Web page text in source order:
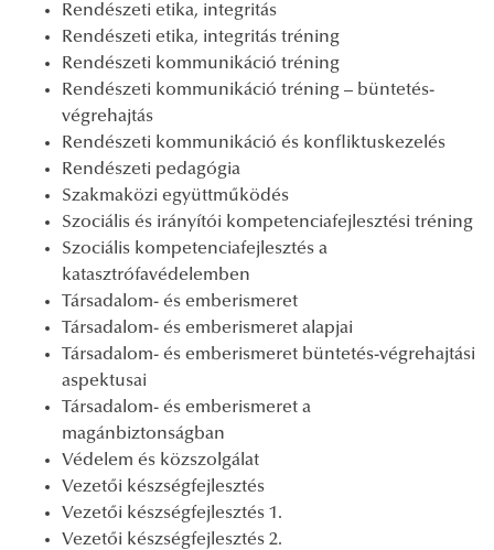
Rendészeti etika, integritás
Rendészeti etika, integritás tréning
Rendészeti kommunikáció tréning
Rendészeti kommunikáció tréning – büntetés-
végrehajtás
Rendészeti kommunikáció és konfliktuskezelés
Rendészeti pedagógia
Szakmaközi együttműködés
Szociális és irányítói kompetenciafejlesztési tréning
Szociális kompetenciafejlesztés a
katasztrófavédelemben
Társadalom- és emberismeret
Társadalom- és emberismeret alapjai
Társadalom- és emberismeret büntetés-végrehajtási
aspektusai
Társadalom- és emberismeret a
magánbiztonságban
Védelem és közszolgálat
Vezetői készségfejlesztés
Vezetői készségfejlesztés 1.
Vezetői készségfejlesztés 2.